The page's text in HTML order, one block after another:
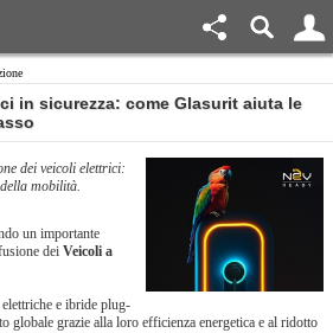
in sicurezza: come Glasurit aiuta le
dei veicoli elettrici:
mobilità.
un importante
dei Veicoli a
e ibride plug-
globale grazie alla loro efficienza energetica e al ridotto